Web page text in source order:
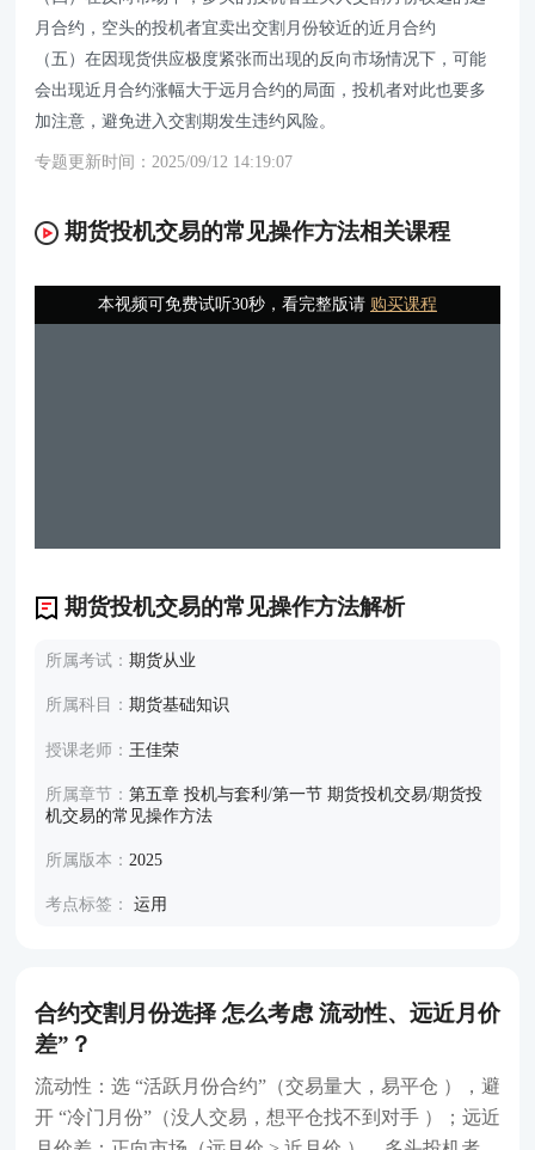
月合约，空头的投机者宜卖出交割月份较近的近月合约
（五）在因现货供应极度紧张而出现的反向市场情况下，可能
会出现近月合约涨幅大于远月合约的局面，投机者对此也要多
加注意，避免进入交割期发生违约风险。
专题更新时间：2025/09/12 14:19:07
期货投机交易的常见操作方法相关课程
本视频可免费试听30秒，看完整版请 购买课程
期货投机交易的常见操作方法解析
所属考试：期货从业
所属科目：期货基础知识
授课老师： 王佳荣
所属章节：第五章 投机与套利/第一节 期货投机交易/期货投
机交易的常见操作方法
所属版本： 2025
考点标签： 运用
合约交割月份选择 怎么考虑 流动性、远近月价
差”？
流动性：选 “活跃月份合约”（交易量大，易平仓 ），避
开 “冷门月份”（没人交易，想平仓找不到对手 ）；远近